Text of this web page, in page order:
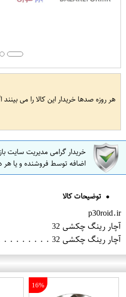
هر روزه صدها خریدار این کالا را می
خریدار گرامی مدیریت سایت
اضافه توسط فروشنده و یا هر
توضیحات کالا
p30roid.ir
آچار رینگ چکشی 32
آچار رینگ چکشی 32 . . . . . . . . . . . . . . . . . Hammer ring wrench 32
16%